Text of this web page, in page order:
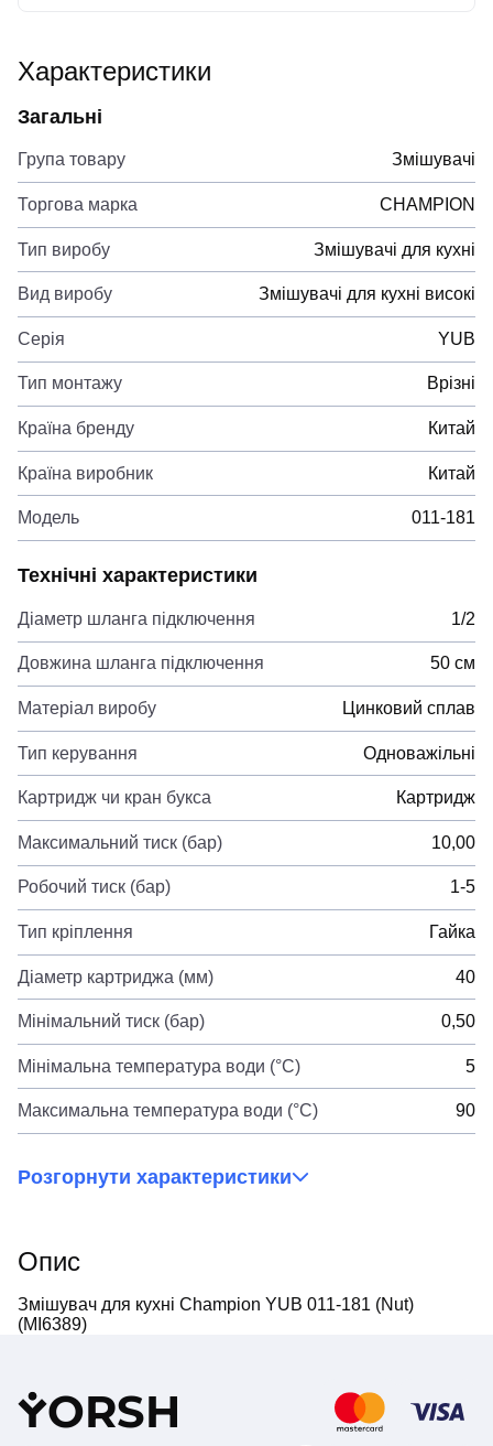
Характеристики
Загальні
Група товару Змішувачі
Торгова марка CHAMPION
Тип виробу Змішувачі для кухні
Вид виробу Змішувачі для кухні високі
Серія YUB
Тип монтажу Врізні
Країна бренду Китай
Країна виробник Китай
Модель 011-181
Технічні характеристики
Діаметр шланга підключення 1/2
Довжина шланга підключення 50 см
Матеріал виробу Цинковий сплав
Тип керування Одноважільні
Картридж чи кран букса Картридж
Максимальний тиск (бар) 10,00
Робочий тиск (бар) 1-5
Тип кріплення Гайка
Діаметр картриджа (мм) 40
Мінімальний тиск (бар) 0,50
Мінімальна температура води (°C) 5
Максимальна температура води (°C) 90
Розгорнути характеристики
Опис
Змішувач для кухні Champion YUB 011-181 (Nut)
(MI6389)
YORSH